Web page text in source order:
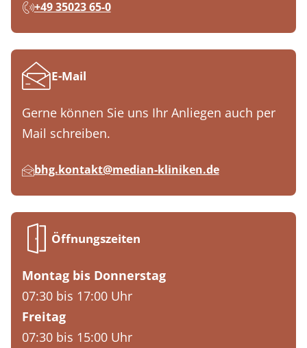
+49 35023 65-0
E-Mail
Gerne können Sie uns Ihr Anliegen auch per
Mail schreiben.
bhg.kontakt@median-kliniken.de
Öffnungszeiten
Montag bis Donnerstag
07:30 bis 17:00 Uhr
Freitag
07:30 bis 15:00 Uhr